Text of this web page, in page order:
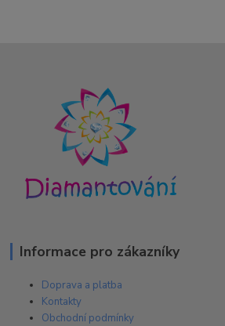
Informace pro zákazníky
Doprava a platba
Kontakty
Obchodní podmínky